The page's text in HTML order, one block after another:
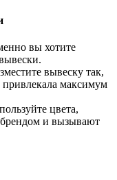
вы хотите
вывеску так,
максимум
цвета,
и вызывают